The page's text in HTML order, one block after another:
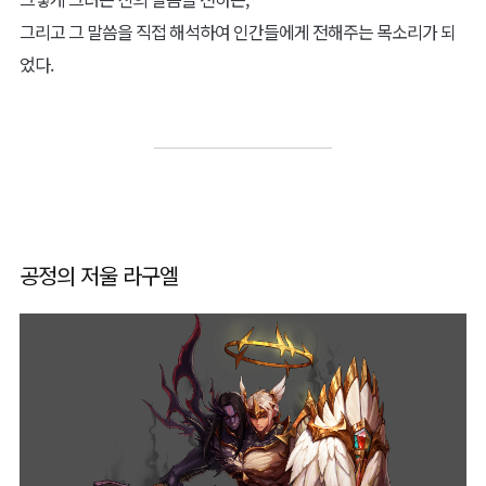
그리고 그 말씀을 직접 해석하여 인간들에게 전해주는 목소리가 되
었다.
공정의 저울 라구엘